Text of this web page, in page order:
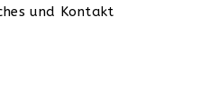
und Kontakt